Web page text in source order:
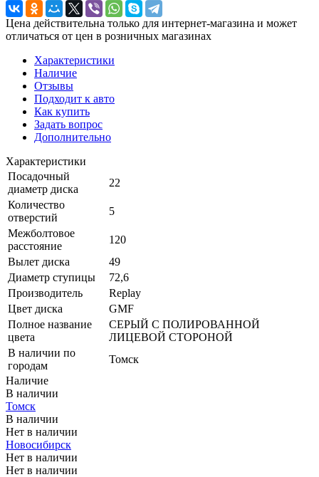
Цена действительна только для интернет-магазина и может
отличаться от цен в розничных магазинах
Характеристики
Наличие
Отзывы
Подходит к авто
Как купить
Задать вопрос
Дополнительно
Характеристики
Посадочный
диаметр диска
22
Количество
отверстий
5
Межболтовое
расстояние
120
Вылет диска
49
Диаметр ступицы
72,6
Производитель
Replay
Цвет диска
GMF
Полное название
цвета
СЕРЫЙ С ПОЛИРОВАННОЙ
ЛИЦЕВОЙ СТОРОНОЙ
В наличии по
городам
Томск
Наличие
В наличии
Томск
В наличии
Нет в наличии
Новосибирск
Нет в наличии
Нет в наличии